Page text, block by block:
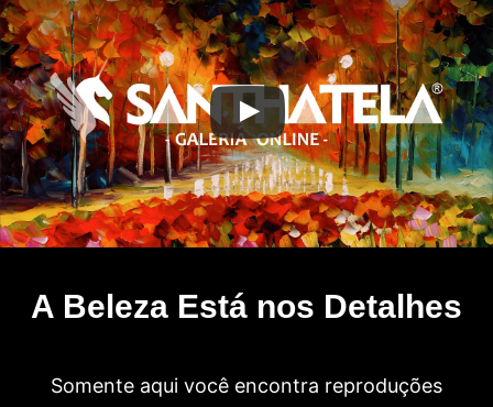
A Beleza Está nos Detalhes
Somente aqui você encontra reproduções